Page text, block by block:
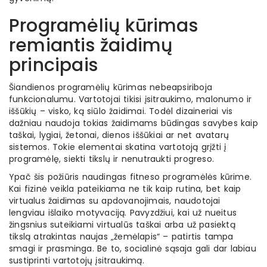
Programėlių kūrimas
remiantis žaidimų
principais
Šiandienos programėlių kūrimas nebeapsiriboja
funkcionalumu. Vartotojai tikisi įsitraukimo, malonumo ir
iššūkių – visko, ką siūlo žaidimai. Todėl dizaineriai vis
dažniau naudoja tokias žaidimams būdingas savybes kaip
taškai, lygiai, žetonai, dienos iššūkiai ar net avatarų
sistemos. Tokie elementai skatina vartotoją grįžti į
programėlę, siekti tikslų ir nenutraukti progreso.
Ypač šis požiūris naudingas fitneso programėlės kūrime.
Kai fizinė veikla pateikiama ne tik kaip rutina, bet kaip
virtualus žaidimas su apdovanojimais, naudotojai
lengviau išlaiko motyvaciją. Pavyzdžiui, kai už nueitus
žingsnius suteikiami virtualūs taškai arba už pasiektą
tikslą atrakintas naujas „žemėlapis“ – patirtis tampa
smagi ir prasminga. Be to, socialinė sąsaja gali dar labiau
sustiprinti vartotojų įsitraukimą.